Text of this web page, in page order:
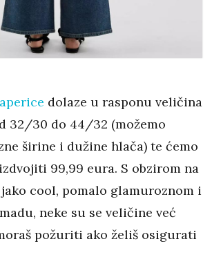
dolaze u rasponu veličina
32/30 do 44/32 (možemo
širine i dužine hlača) te ćemo
99,99 eura. S obzirom na
cool, pomalo glamuroznom i
neke su se veličine već
požuriti ako želiš osigurati